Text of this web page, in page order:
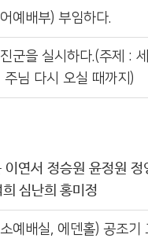
예배부) 부임하다.
군을 실시하다.(주제 :
님 다시 오실 때까지)
이연서 정승원 윤정원
심난희 홍미정
예배실, 에덴홀) 공조기